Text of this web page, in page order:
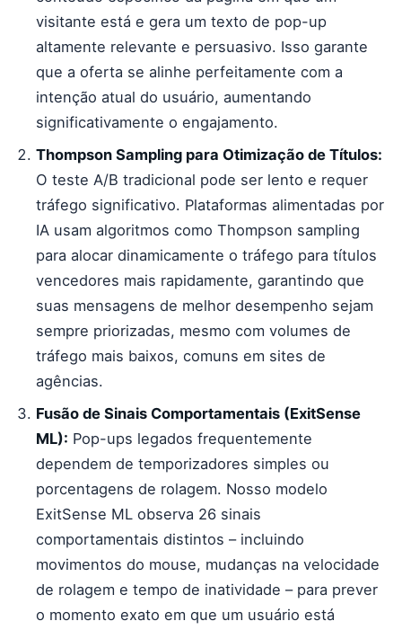
visitante está e gera um texto de pop-up
altamente relevante e persuasivo. Isso garante
que a oferta se alinhe perfeitamente com a
intenção atual do usuário, aumentando
significativamente o engajamento.
Thompson Sampling para Otimização de Títulos:
O teste A/B tradicional pode ser lento e requer
tráfego significativo. Plataformas alimentadas por
IA usam algoritmos como Thompson sampling
para alocar dinamicamente o tráfego para títulos
vencedores mais rapidamente, garantindo que
suas mensagens de melhor desempenho sejam
sempre priorizadas, mesmo com volumes de
tráfego mais baixos, comuns em sites de
agências.
Fusão de Sinais Comportamentais (ExitSense
ML): Pop-ups legados frequentemente
dependem de temporizadores simples ou
porcentagens de rolagem. Nosso modelo
ExitSense ML observa 26 sinais
comportamentais distintos – incluindo
movimentos do mouse, mudanças na velocidade
de rolagem e tempo de inatividade – para prever
o momento exato em que um usuário está